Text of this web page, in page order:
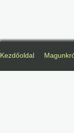
Kezdőoldal